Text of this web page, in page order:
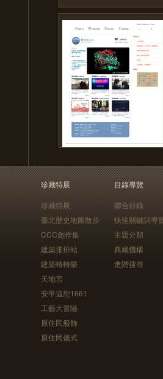
珍藏特展
珍藏特展
臺北歷史地圖散步
CCC創作集
建築排排站
建築轉轉樂
天地宮
安平追想1661
工藝大冒險
原住民服飾
原住民儀式
目錄導覽
聯合目錄
快速關鍵詞導
主題分類
典藏機構
進階搜尋